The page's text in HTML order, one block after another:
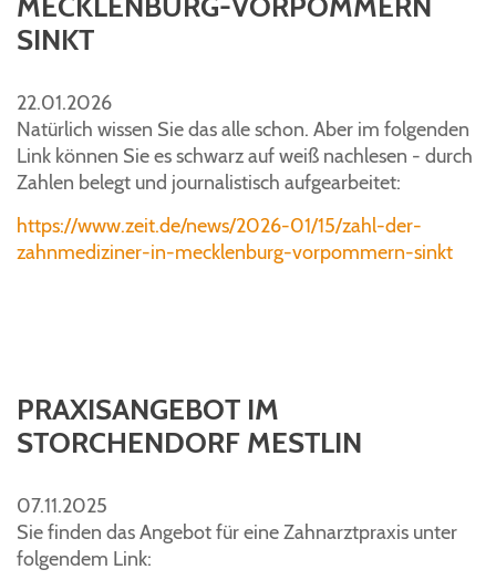
SINKT
22.01.2026
Natürlich wissen Sie das alle schon. Aber im folgenden
Link können Sie es schwarz auf weiß nachlesen - durch
Zahlen belegt und journalistisch aufgearbeitet:
https://www.zeit.de/news/2026-01/15/zahl-der-
zahnmediziner-in-mecklenburg-vorpommern-sinkt
PRAXISANGEBOT IM
STORCHENDORF MESTLIN
07.11.2025
Sie finden das Angebot für eine Zahnarztpraxis unter
folgendem Link: